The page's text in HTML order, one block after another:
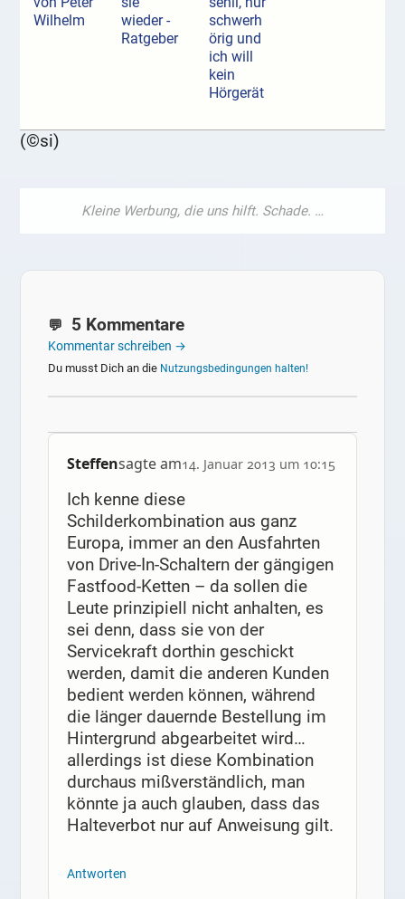
Wilhelm
wieder -
Ratgeber
schwerh
örig und
ich will
kein
Hörgerät
(©si)
5 Kommentare
Kommentar schreiben →
Du musst Dich an die Nutzungsbedingungen halten!
Steffensagte am14. Januar 2013 um 10:15
Ich kenne diese
Schilderkombination aus ganz
Europa, immer an den Ausfahrten
von Drive-In-Schaltern der gängigen
Fastfood-Ketten – da sollen die
Leute prinzipiell nicht anhalten, es
sei denn, dass sie von der
Servicekraft dorthin geschickt
werden, damit die anderen Kunden
bedient werden können, während
die länger dauernde Bestellung im
Hintergrund abgearbeitet wird…
allerdings ist diese Kombination
durchaus mißverständlich, man
könnte ja auch glauben, dass das
Halteverbot nur auf Anweisung gilt.
Antworten